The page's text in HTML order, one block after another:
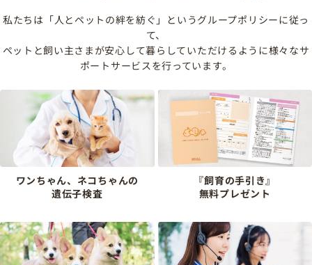
私たちは「人とペットの絆を紡ぐ」というグループポリシーに従っ
て、
ペットと飼い主さまが安心して暮らしていただけるように様々なサ
ポートサービスを行っています。
ワンちゃん、ネコちゃんの
遺伝子検査
『飼育の手引き』
無料プレゼント